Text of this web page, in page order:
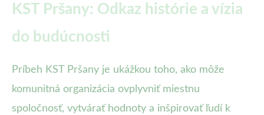
KST Pršany: Odkaz histórie a vízia
do budúcnosti
Príbeh KST Pršany je ukážkou toho, ako môže
komunitná organizácia ovplyvniť miestnu
spoločnosť, vytvárať hodnoty a inšpirovať ľudí k